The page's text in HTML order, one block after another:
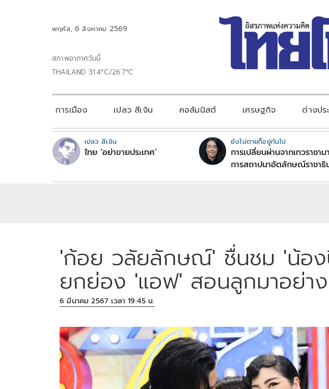
พฤหัส, 6 สิงหาคม 2569
สภาพอากาศวันนี้
THAILAND 31.4°C/26.7°C
การเมือง เปลว สีเงิน คอลัมนิสต์ เศรษฐกิจ ต่างปร
เปลว สีเงิน
ไทย ‘อย่าขายประเทศ’
ยังไม่ตายก็อยู่กันไป
การเปลี่ยนผ่านจากเทวราชาม
การสถาปนาอัตลักษณ์ราชาธิ
'ก้อย วลัยลักษณ์' ชื่นชม 'น้อง
ยกย่อง 'แอฟ' สอนลูกมาอย่า
6 มีนาคม 2567 เวลา 19:45 น.